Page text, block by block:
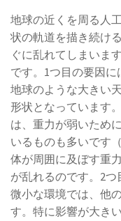
地球の近くを周る人
状の軌道を描き続け
ぐに乱れてしまいま
です。1つ目の要因に
地球のような大きい
形状となっています
は、重力が弱いため
いるものも多いです
体が周囲に及ぼす重
が乱れるのです。2
微小な環境では、他
す。特に影響が大き